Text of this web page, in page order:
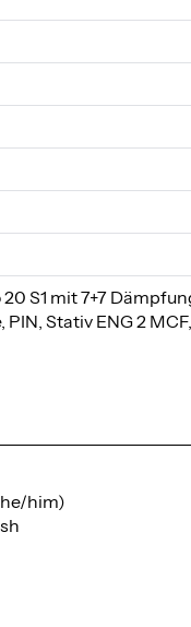
S1 mit 7+7
PIN, Stativ ENG 2
him)